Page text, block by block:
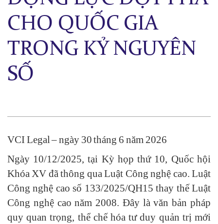
CHO QUỐC GIA
TRONG KỶ NGUYÊN
SỐ
VCI Legal – ngày 30 tháng 6 năm 2026
Ngày 10/12/2025, tại Kỳ họp thứ 10, Quốc hội
Khóa XV đã thông qua Luật Công nghệ cao. Luật
Công nghệ cao số 133/2025/QH15 thay thế Luật
Công nghệ cao năm 2008. Đây là văn bản pháp
quy quan trọng, thể chế hóa tư duy quản trị mới